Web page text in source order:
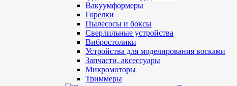
Вакуумформеры
Горелки
Пылесосы и боксы
Сверлильные устройства
Вибростолики
Устройства для моделирования восками
Запчасти, аксессуары
Микромоторы
Триммеры